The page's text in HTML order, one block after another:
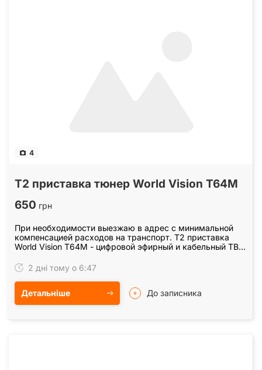
4
Т2 приставка тюнер World Vision T64M
650 грн
При необходимости выезжаю в адрес с минимальной
компенсацией расходов на транспорт. Т2 приставка
World Vision T64M - цифровой эфирный и кабельный ТВ
2 дні тому о 6:47
Детальніше До записника